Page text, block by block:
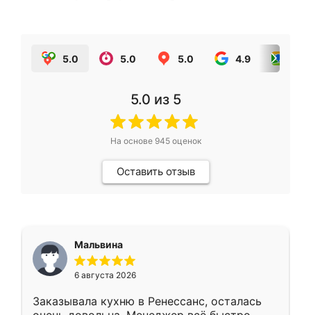
5.0 5.0 5.0 4.9
5.0 из 5
На основе 945оценок
Оставить отзыв
Мальвина
6 августа 2026
Заказывала кухню в Ренессанс, осталась